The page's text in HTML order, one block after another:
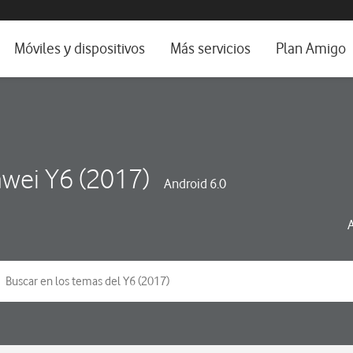
e idioma
Móviles y dispositivos Más servicios Plan Amigo
Y6 (2017) Android 6.0